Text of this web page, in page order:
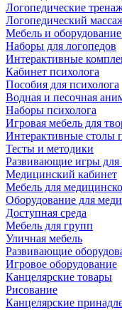
Логопедические
Логопедический
Мебель и
Наборы для логопедов
Интерактивные
Кабинет психолога
Пособия для психолога
Водная и песочная
Наборы психолога
Игровая мебель для
Интерактивные столы
Тесты и методики
Развивающие игры для
Медицинский кабинет
Мебель для
Оборудование для
Доступная среда
Мебель для групп
Уличная мебель
Развивающие
Игровое оборудование
Канцелярские товары
Рисование
Канцелярские